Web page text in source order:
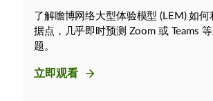
了解瞻博网络大型体验模型 (LEM) 如
据点，几乎即时预测 Zoom 或 Teams
题。
立即观看